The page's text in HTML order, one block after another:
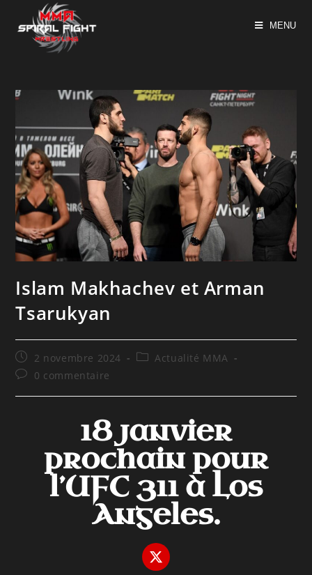
MENU
Islam Makhachev et Arman
Tsarukyan
2 novembre 2024
Actualité MMA
0 commentaire
18 janvier
prochain pour
l’UFC 311 à Los
Angeles.